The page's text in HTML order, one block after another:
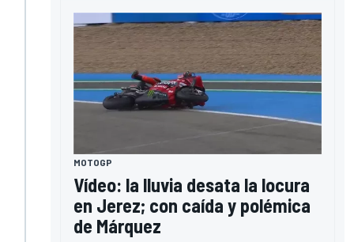
MOTOGP
Vídeo: la lluvia desata la locura
en Jerez; con caída y polémica
de Márquez